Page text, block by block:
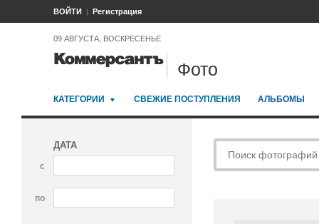
ВОЙТИ Регистрация
09 АВГУСТА, ВОСКРЕСЕНЬЕ
Фото
КАТЕГОРИИ СВЕЖИЕ ПОСТУПЛЕНИЯ АЛЬБОМЫ
ДАТА
с
по